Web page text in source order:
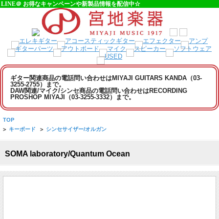
LINE＠ お得なキャンペーンや新製品情報を配信中☆
ギター関連商品の電話問い合わせはMIYAJI GUITARS KANDA（03-
3255-2755）まで。
DAW関連/マイク/シンセ商品の電話問い合わせはRECORDING
PROSHOP MIYAJI（03-3255-3332）まで。
TOP
> キーボード > シンセサイザー/オルガン
SOMA laboratory/Quantum Ocean